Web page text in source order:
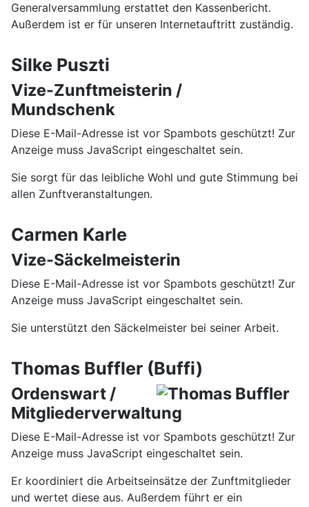
Generalversammlung erstattet den Kassenbericht.
Außerdem ist er für unseren Internetauftritt zuständig.
Silke Puszti
Vize-Zunftmeisterin /
Mundschenk
Diese E-Mail-Adresse ist vor Spambots geschützt! Zur
Anzeige muss JavaScript eingeschaltet sein.
Sie sorgt für das leibliche Wohl und gute Stimmung bei
allen Zunftveranstaltungen.
Carmen Karle
Vize-Säckelmeisterin
Diese E-Mail-Adresse ist vor Spambots geschützt! Zur
Anzeige muss JavaScript eingeschaltet sein.
Sie unterstützt den Säckelmeister bei seiner Arbeit.
Thomas Buffler (Buffi)
Ordenswart /
Mitgliederverwaltung
Diese E-Mail-Adresse ist vor Spambots geschützt! Zur
Anzeige muss JavaScript eingeschaltet sein.
Er koordiniert die Arbeitseinsätze der Zunftmitglieder
und wertet diese aus. Außerdem führt er ein